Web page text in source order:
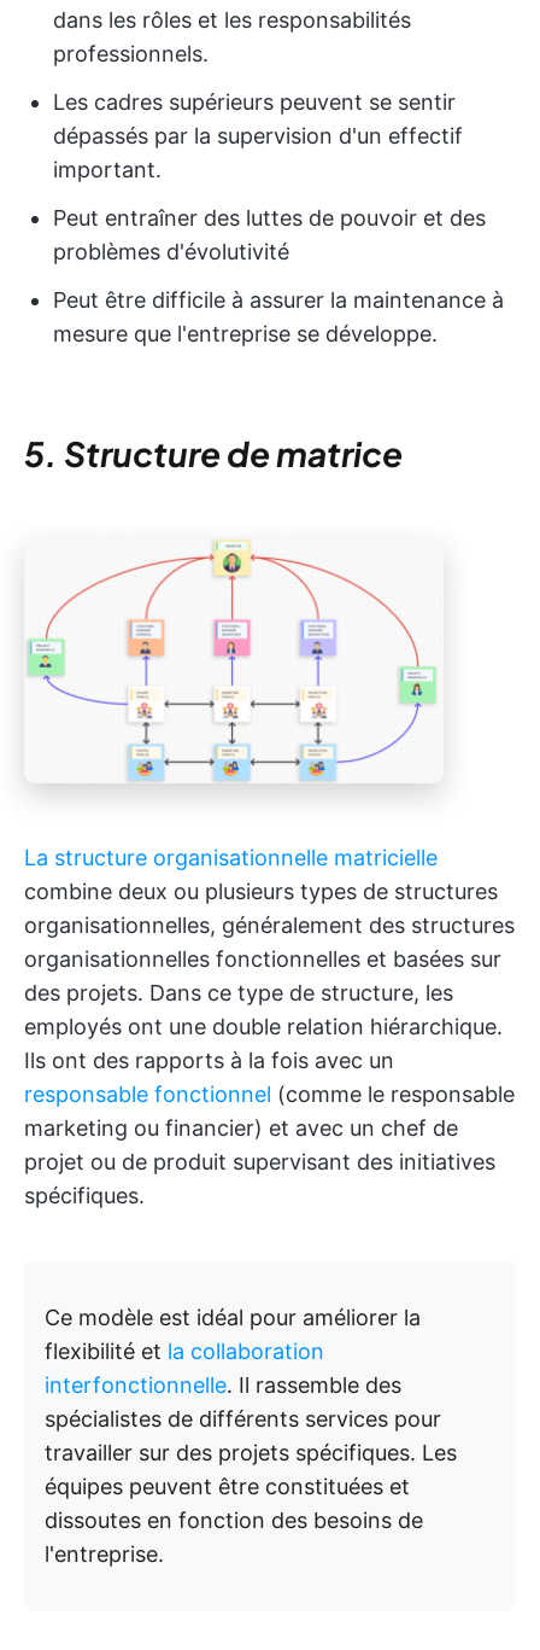
dans les rôles et les responsabilités
professionnels.
Les cadres supérieurs peuvent se sentir
dépassés par la supervision d'un effectif
important.
Peut entraîner des luttes de pouvoir et des
problèmes d'évolutivité
Peut être difficile à assurer la maintenance à
mesure que l'entreprise se développe.
5. Structure de matrice
La structure organisationnelle matricielle
combine deux ou plusieurs types de structures
organisationnelles, généralement des structures
organisationnelles fonctionnelles et basées sur
des projets. Dans ce type de structure, les
employés ont une double relation hiérarchique.
Ils ont des rapports à la fois avec un
responsable fonctionnel (comme le responsable
marketing ou financier) et avec un chef de
projet ou de produit supervisant des initiatives
spécifiques.
Ce modèle est idéal pour améliorer la
flexibilité et la collaboration
interfonctionnelle. Il rassemble des
spécialistes de différents services pour
travailler sur des projets spécifiques. Les
équipes peuvent être constituées et
dissoutes en fonction des besoins de
l'entreprise.